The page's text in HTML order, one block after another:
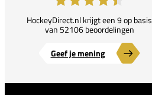
HockeyDirect.nl krijgt een 9 op basis
van 52106 beoordelingen
Geef je mening